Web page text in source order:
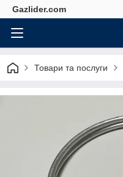
Gazlider.com
Товари та послуги